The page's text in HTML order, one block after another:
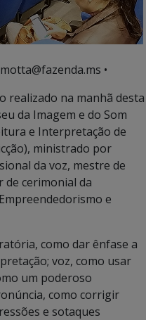
•
realizado na manhã desta
da Imagem e do Som
e Interpretação de
ministrado por
da voz, mestre de
de cerimonial da
e
como dar ênfase a
voz, como usar
um poderoso
como corrigir
e sotaques